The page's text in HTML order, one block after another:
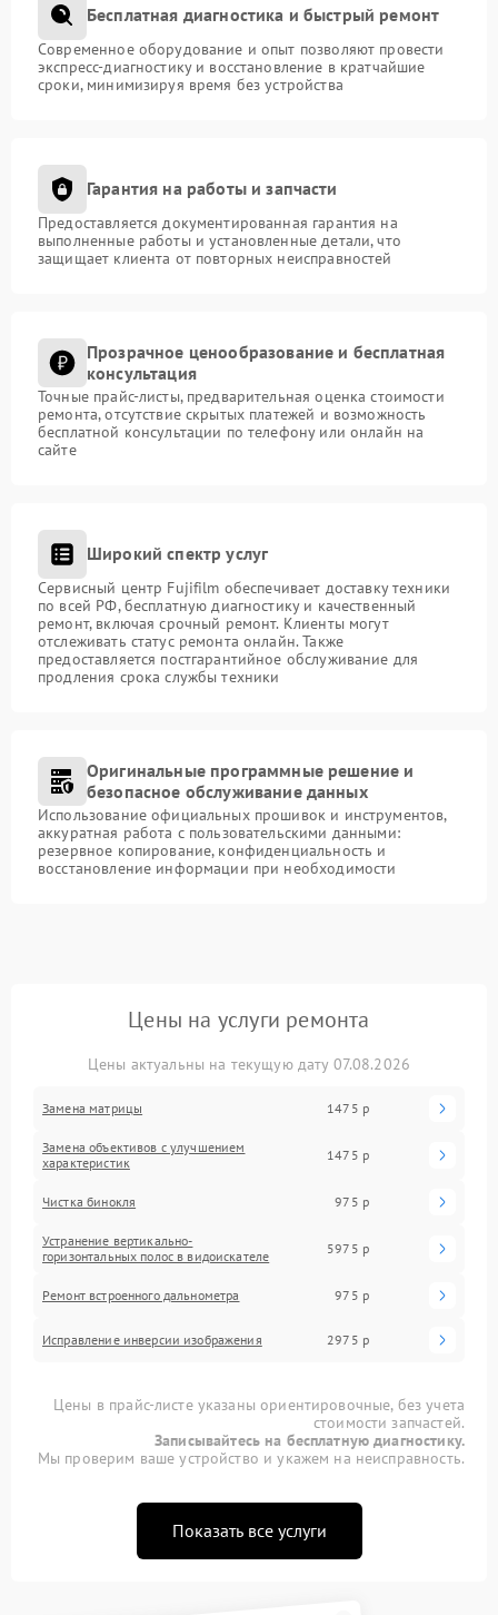
Бесплатная диагностика и быстрый ремонт
Современное оборудование и опыт позволяют провести
экспресс-диагностику и восстановление в кратчайшие
сроки, минимизируя время без устройства
Гарантия на работы и запчасти
Предоставляется документированная гарантия на
выполненные работы и установленные детали, что
защищает клиента от повторных неисправностей
Прозрачное ценообразование и бесплатная
консультация
Точные прайс-листы, предварительная оценка стоимости
ремонта, отсутствие скрытых платежей и возможность
бесплатной консультации по телефону или онлайн на
сайте
Широкий спектр услуг
Сервисный центр Fujifilm обеспечивает доставку техники
по всей РФ, бесплатную диагностику и качественный
ремонт, включая срочный ремонт. Клиенты могут
отслеживать статус ремонта онлайн. Также
предоставляется постгарантийное обслуживание для
продления срока службы техники
Оригинальные программные решение и
безопасное обслуживание данных
Использование официальных прошивок и инструментов,
аккуратная работа с пользовательскими данными:
резервное копирование, конфиденциальность и
восстановление информации при необходимости
Цены на услуги ремонта
Цены актуальны на текущую дату 07.08.2026
Замена матрицы 1475 р
Замена объективов с улучшением
характеристик
1475 р
Чистка бинокля 975 р
Устранение вертикально-
горизонтальных полос в видоискателе
5975 р
Ремонт встроенного дальнометра 975 р
Исправление инверсии изображения 2975 р
Цены в прайс-листе указаны ориентировочные, без учета
стоимости запчастей.
Записывайтесь на бесплатную диагностику.
Мы проверим ваше устройство и укажем на неисправность.
Показать все услуги